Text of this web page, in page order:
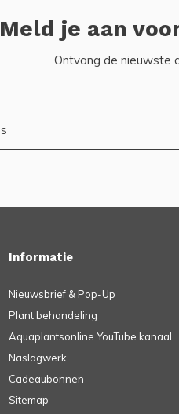
Meld je aan
Ontvang de nieuwste
Informatie
Nieuwsbrief & Pop-Up
Plant behandeling
Aquaplantsonline YouTube kanaal
Naslagwerk
Cadeaubonnen
Sitemap